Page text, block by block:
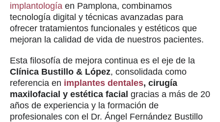
implantología en Pamplona, combinamos
tecnología digital y técnicas avanzadas para
ofrecer tratamientos funcionales y estéticos que
mejoran la calidad de vida de nuestros pacientes.
Esta filosofía de mejora continua es el eje de la
Clínica Bustillo & López, consolidada como
referencia en implantes dentales, cirugía
maxilofacial y estética facial gracias a más de 20
años de experiencia y la formación de
profesionales con el Dr. Ángel Fernández Bustillo